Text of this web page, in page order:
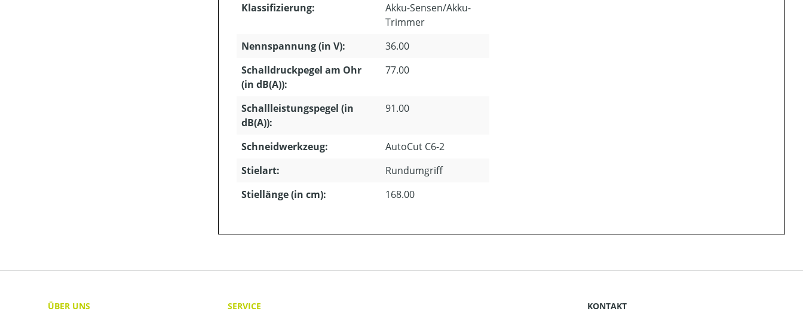
Klassifizierung:
Akku-Sensen/Akku-
Trimmer
Nennspannung (in V):
36.00
Schalldruckpegel am Ohr
(in dB(A)):
77.00
Schallleistungspegel (in
dB(A)):
91.00
Schneidwerkzeug:
AutoCut C6-2
Stielart:
Rundumgriff
Stiellänge (in cm):
168.00
ÜBER UNS
SERVICE
KONTAKT